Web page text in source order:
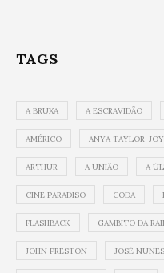
TAGS
A BRUXA A ESCRAVIDÃO
AMÉRICO ANYA TAYLOR-JOY
ARTHUR A UNIÃO A
CINE PARADISO CODA
FLASHBACK GAMBITO DA
JOHN PRESTON JOSÉ NUNES